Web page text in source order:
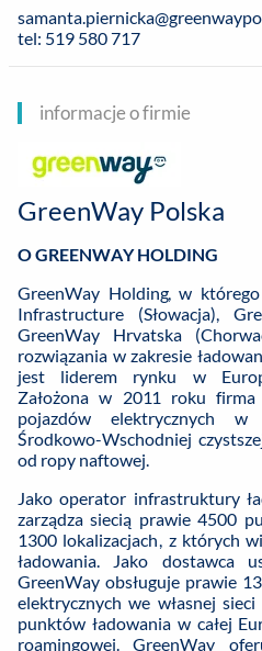
tel: 519 580 717
informacje o firmie
GreenWay Polska
O GREENWAY HOLDING
GreenWay Holding, w
Infrastructure (Słowacja),
GreenWay Hrvatska
rozwiązania w zakresie
jest liderem rynku w
Założona w 2011 roku
pojazdów elektrycznych
Środkowo-Wschodniej
od ropy naftowej.
Jako operator infrastruktury
zarządza siecią prawie 4500
1300 lokalizacjach, z których
ładowania. Jako dostawca
GreenWay obsługuje prawie
elektrycznych we własnej
punktów ładowania w całej
roamingowej. GreenWay